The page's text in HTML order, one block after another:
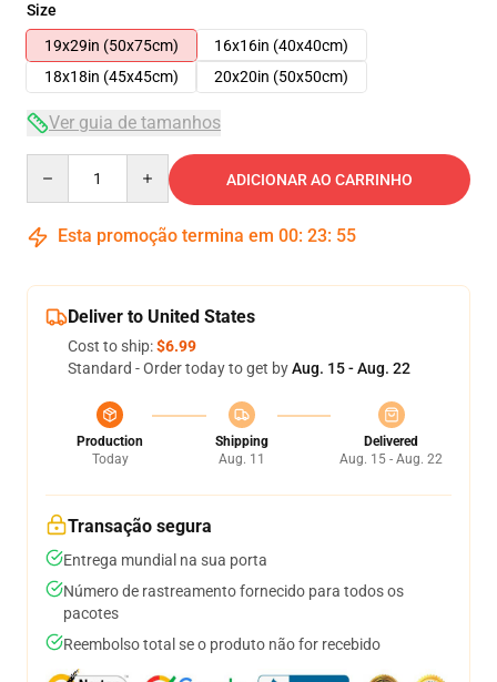
Size
19x29in (50x75cm)
16x16in (40x40cm)
18x18in (45x45cm)
20x20in (50x50cm)
Ver guia de tamanhos
ADICIONAR AO CARRINHO
Esta promoção termina em 00: 23: 54
Deliver to United States
Cost to ship:$6.99
Standard - Order today to get byAug. 15 - Aug. 22
Production
Today
Shipping
Aug. 11
Delivered
Aug. 15 - Aug. 22
Transação segura
Entrega mundial na sua porta
Número de rastreamento fornecido para todos os
pacotes
Reembolso total se o produto não for recebido